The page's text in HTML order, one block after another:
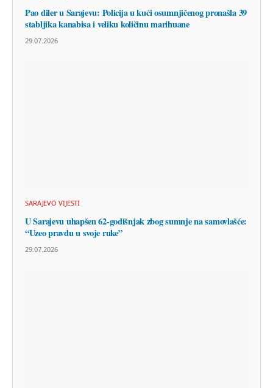
Pao diler u Sarajevu: Policija u kući osumnjičenog pronašla 39
stabljika kanabisa i veliku količinu marihuane
29.07.2026
SARAJEVO VIJESTI
U Sarajevu uhapšen 62-godišnjak zbog sumnje na samovlašće:
“Uzeo pravdu u svoje ruke”
29.07.2026